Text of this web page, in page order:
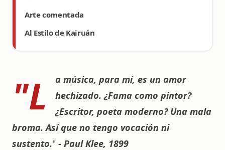
Arte comentada
Al Estilo de Kairuán
"L
a música, para mí, es un amor
hechizado. ¿Fama como pintor?
¿Escritor, poeta moderno? Una mala
broma. Así que no tengo vocación ni
sustento." - Paul Klee, 1899